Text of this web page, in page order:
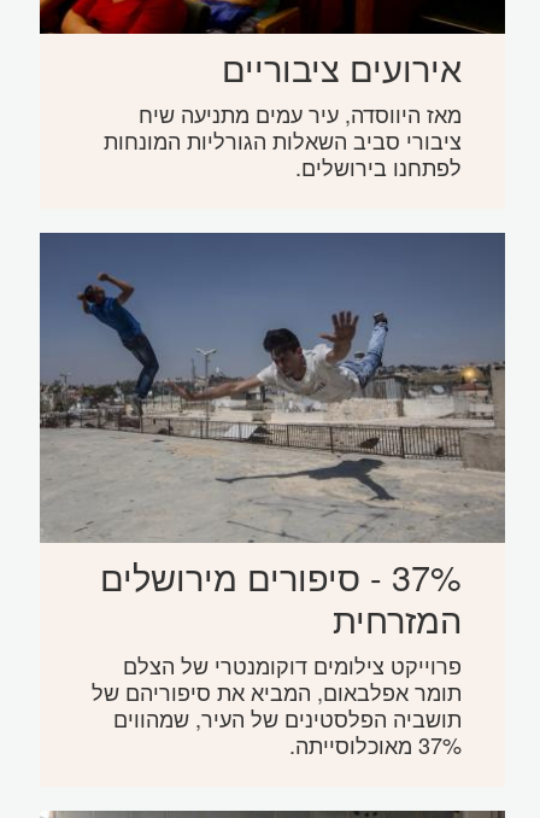
אירועים ציבוריים
מאז היווסדה, עיר עמים מתניעה שיח
ציבורי סביב השאלות הגורליות המונחות
לפתחנו בירושלים.
37% - סיפורים מירושלים
המזרחית
פרוייקט צילומים דוקומנטרי של הצלם
תומר אפלבאום, המביא את סיפוריהם של
תושביה הפלסטינים של העיר, שמהווים
37% מאוכלוסייתה.